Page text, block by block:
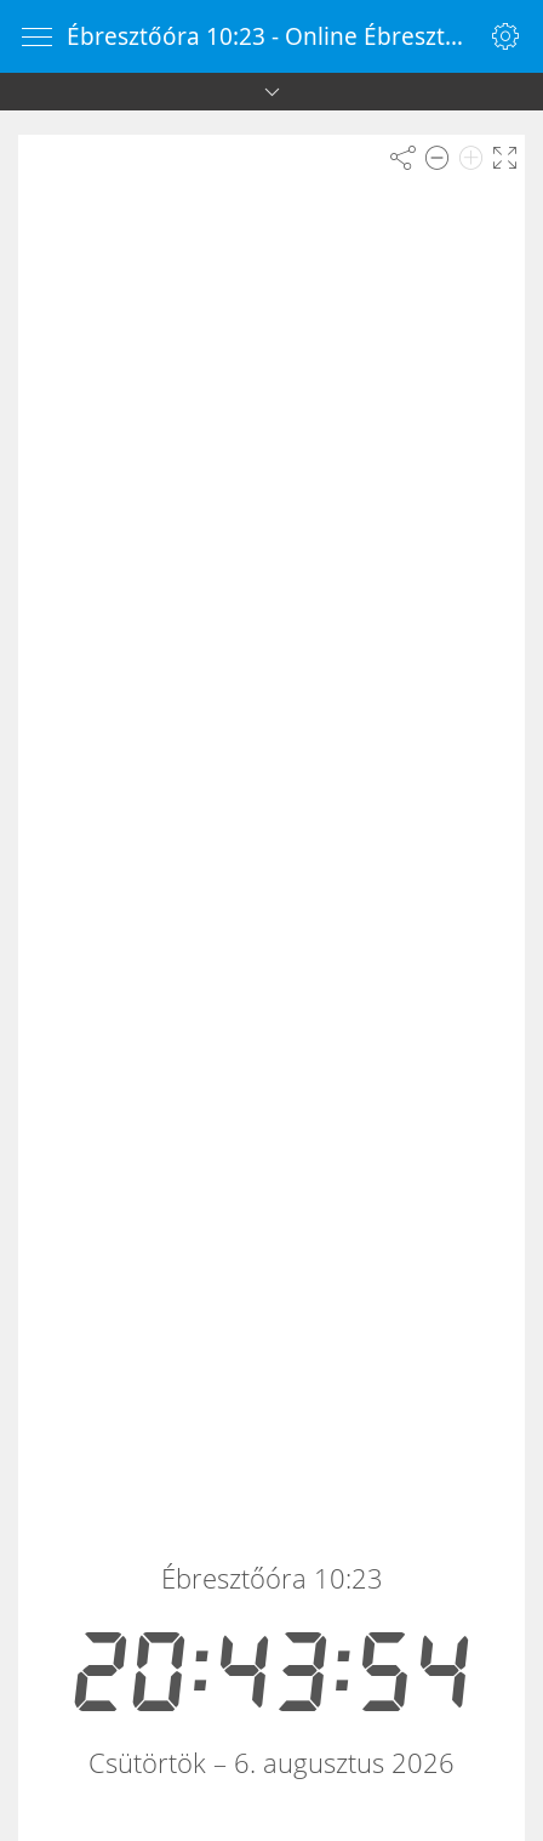
Ébresztőóra 10:23 - Online Ébresztőóra
20:43:55
Ébresztőóra 10:23
Csütörtök – 6. augusztus 2026